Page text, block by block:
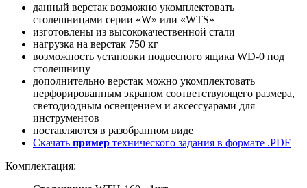
данный верстак возможно укомплектовать
столешницами серии «W» или «WTS»
изготовлены из высококачественной стали
нагрузка на верстак 750 кг
возможность установки подвесного ящика WD-0 под
столешницу
дополнительно верстак можно укомплектовать
перфорированным экраном соответствующего размера,
светодиодным освещением и аксессуарами для
инструментов
поставляются в разобранном виде
Скачать пример технического задания в формате .PDF
Комплектация: